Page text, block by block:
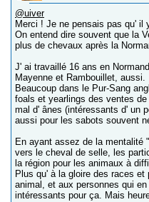
@uiver
Merci ! Je ne pensais pas qu' il
On entend dire souvent que la
plus de chevaux après la
J' ai travaillé 16 ans en
Mayenne et Rambouillet, aussi.
Beaucoup dans le Pur-Sang
foals et yearlings des ventes
mal d' ânes (intéressants d' un
aussi pour les sabots souvent
En ayant assez de la mentalité
vers le cheval de selle, les
la région pour les animaux à
Plus qu' à la gloire des races
animal, et aux personnes qui
intéressants pour ça. Mais